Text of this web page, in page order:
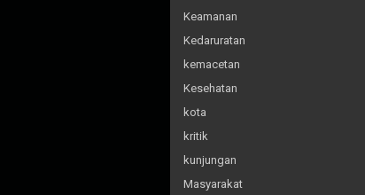
Keamanan
Kedaruratan
kemacetan
Kesehatan
kota
kritik
kunjungan
Masyarakat